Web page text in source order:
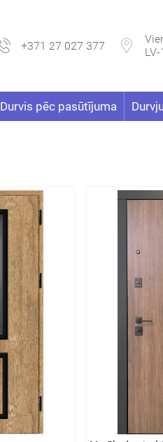
+371 27 027 377
Durvis pēc pasūtījuma